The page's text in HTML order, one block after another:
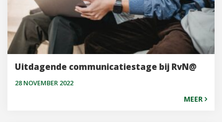
Uitdagende communicatiestage bij RvN@
28 NOVEMBER 2022
MEER